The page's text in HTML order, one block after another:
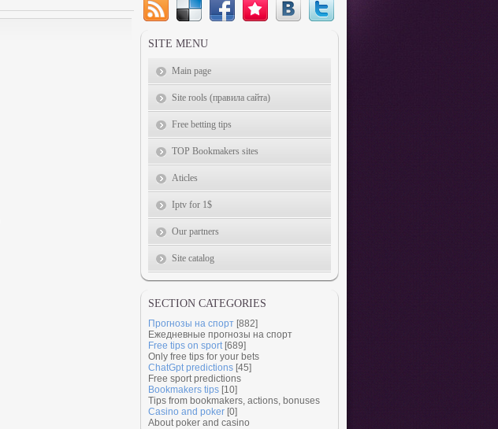
SITE MENU
Main page
Site rools (правила сайта)
Free betting tips
TOP Bookmakers sites
Aticles
Iptv for 1$
Our partners
Site catalog
SECTION CATEGORIES
Прогнозы на спорт [882]
Ежедневные прогнозы на спорт
Free tips on sport [689]
Only free tips for your bets
ChatGpt predictions [45]
Free sport predictions
Bookmakers tips [10]
Tips from bookmakers, actions, bonuses
Casino and poker [0]
About poker and casino